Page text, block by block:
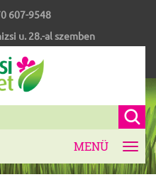
607-9548
u. 28.-al szemben
MENÜ